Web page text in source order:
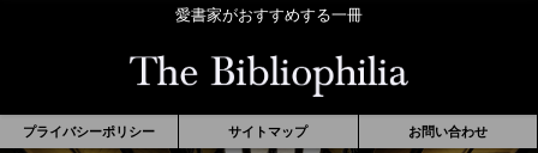
愛書家がおすすめする一冊
プライバシーポリシー サイトマップ お問い合わせ